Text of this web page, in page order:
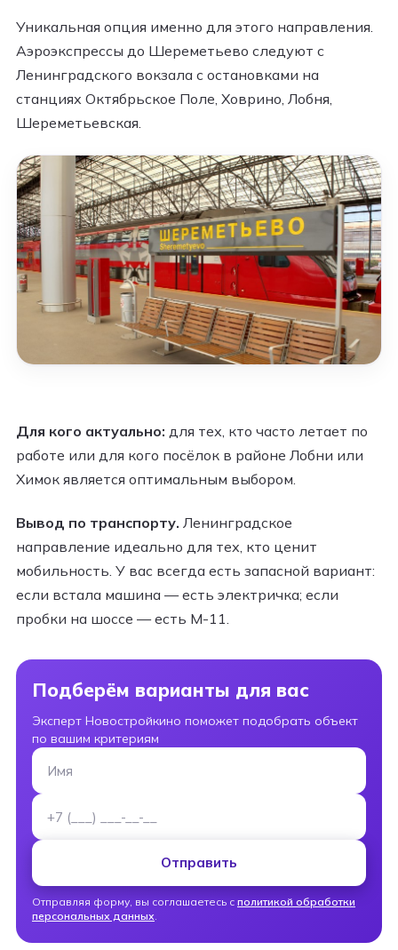
Уникальная опция именно для этого направления.
Аэроэкспрессы до Шереметьево следуют с
Ленинградского вокзала с остановками на
станциях Октябрьское Поле, Ховрино, Лобня,
Шереметьевская.
Для кого актуально: для тех, кто часто летает по
работе или для кого посёлок в районе Лобни или
Химок является оптимальным выбором.
Вывод по транспорту. Ленинградское
направление идеально для тех, кто ценит
мобильность. У вас всегда есть запасной вариант:
если встала машина — есть электричка; если
пробки на шоссе — есть М-11.
Подберём варианты для вас
Эксперт Новостройкино поможет подобрать объект
по вашим критериям
Имя
Номер телефона
Отправить
Отправляя форму, вы соглашаетесь с политикой обработки
персональных данных.